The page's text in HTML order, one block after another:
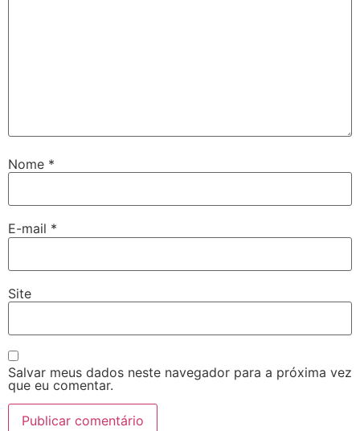
Nome *
E-mail *
Site
Salvar meus dados neste navegador para a próxima vez
que eu comentar.